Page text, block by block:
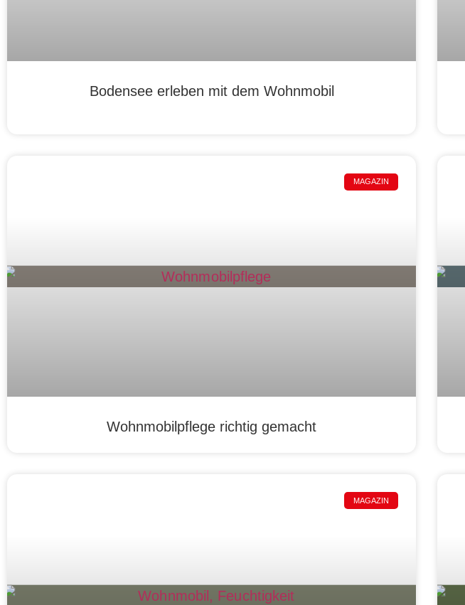
Bodensee erleben mit dem Wohnmobil
MAGAZIN
Wohnmobilpflege richtig gemacht
MAGAZIN